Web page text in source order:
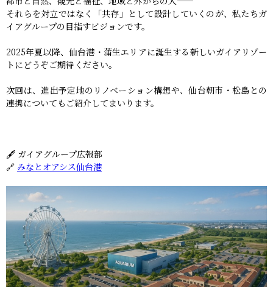
それらを対立ではなく「共存」として設計していくのが、私たちガ
イアグループの目指すビジョンです。
2025年夏以降、仙台港・蒲生エリアに誕生する新しいガイアリゾー
トにどうぞご期待ください。
次回は、進出予定地のリノベーション構想や、仙台朝市・松島との
連携についてもご紹介してまいります。
🖋 ガイアグループ広報部
🔗 みなとオアシス仙台港